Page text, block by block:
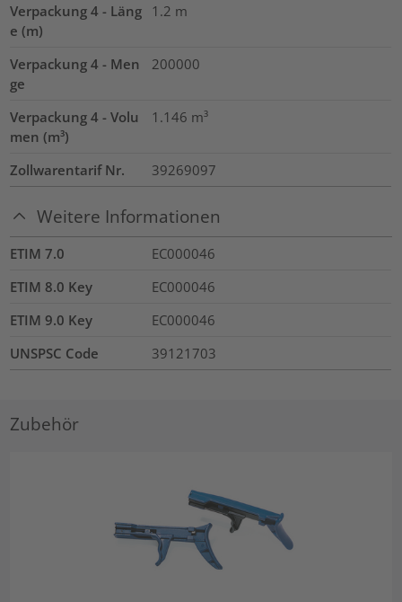
Verpackung 4 - Läng
e (m)
1.2 m
Verpackung 4 - Men
ge
200000
Verpackung 4 - Volu
men (m³)
1.146 m³
Zollwarentarif Nr. 39269097
Weitere Informationen
ETIM 7.0
EC000046
ETIM 8.0 Key
EC000046
ETIM 9.0 Key
EC000046
UNSPSC Code
39121703
Zubehör